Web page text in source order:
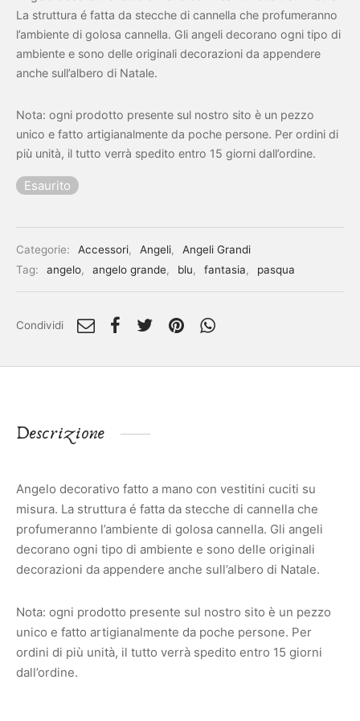
La struttura é fatta da stecche di cannella che profumeranno
l’ambiente di golosa cannella. Gli angeli decorano ogni tipo di
ambiente e sono delle originali decorazioni da appendere
anche sull’albero di Natale.
Nota: ogni prodotto presente sul nostro sito è un pezzo
unico e fatto artigianalmente da poche persone. Per ordini di
più unità, il tutto verrà spedito entro 15 giorni dall’ordine.
Esaurito
Categorie: Accessori, Angeli,
Angeli Grandi
Tag:
angelo, angelo grande, blu, fantasia, pasqua
Condividi
Descrizione
Angelo decorativo fatto a mano con vestitini cuciti su
misura. La struttura é fatta da stecche di cannella che
profumeranno l’ambiente di golosa cannella. Gli angeli
decorano ogni tipo di ambiente e sono delle originali
decorazioni da appendere anche sull’albero di Natale.
Nota: ogni prodotto presente sul nostro sito è un pezzo
unico e fatto artigianalmente da poche persone. Per
ordini di più unità, il tutto verrà spedito entro 15 giorni
dall’ordine.